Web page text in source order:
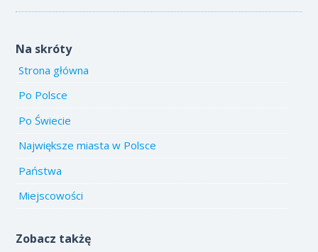
Na skróty
Strona główna
Po Polsce
Po Świecie
Największe miasta w Polsce
Państwa
Miejscowości
Zobacz takżę